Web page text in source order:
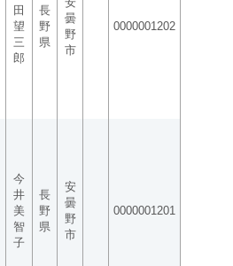
田
望
三
郎
長
野
県
曇
野
市
0000001202
今
井
美
智
子
長
野
県
安
曇
野
市
0000001201